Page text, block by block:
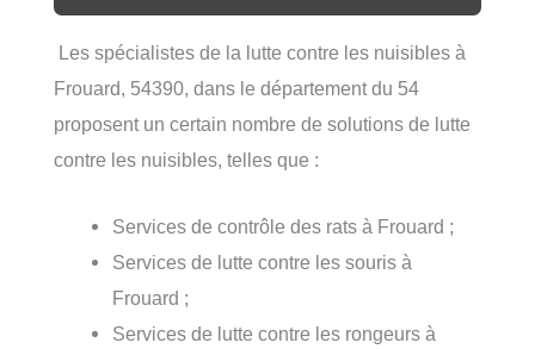
Les spécialistes de la lutte contre les nuisibles à
Frouard, 54390, dans le département du 54
proposent un certain nombre de solutions de lutte
contre les nuisibles, telles que :
Services de contrôle des rats à Frouard ;
Services de lutte contre les souris à
Frouard ;
Services de lutte contre les rongeurs à